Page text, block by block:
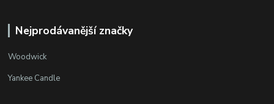
Nejprodávanější značky
Woodwick
Yankee Candle